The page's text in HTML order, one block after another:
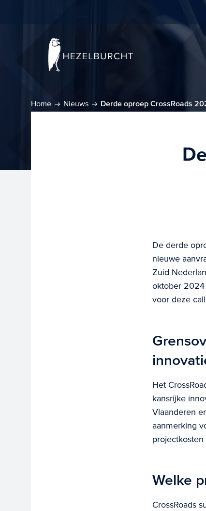
Home Nieuws Derde oproep CrossRoads
De derde
nieuwe
Zuid-
oktober 2024
voor deze
Het
kansrijke
Vlaanderen
aanmerking
Welke
CrossRoads